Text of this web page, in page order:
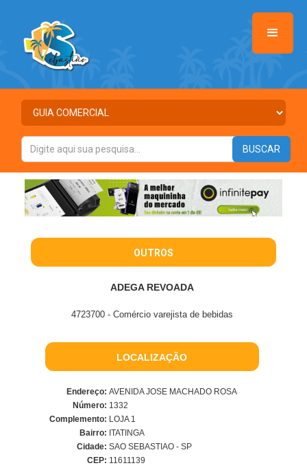
OUTROS
ADEGA REVOADA
4723700 - Comércio varejista de bebidas
LOCALIZAÇÃO
Endereço: AVENIDA JOSE MACHADO ROSA
Número: 1332
Complemento: LOJA 1
Bairro: ITATINGA
Cidade: SAO SEBASTIAO - SP
CEP: 11611139